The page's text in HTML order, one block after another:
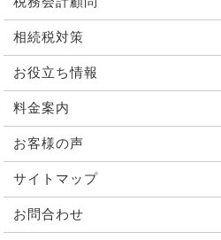
相続税対策
お役立ち情報
料金案内
お客様の声
サイトマップ
お問合わせ